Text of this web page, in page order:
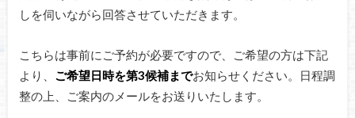
しを伺いながら回答させていただきます。
こちらは事前にご予約が必要ですので、ご希望の方は下記
より、 ご希望日時を第3候補までお知らせください。日程調
整の上、ご案内のメールをお送りいたします。